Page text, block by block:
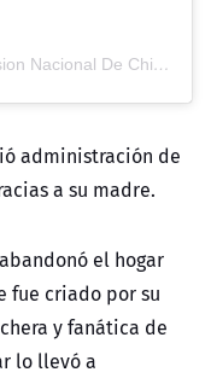
Una publicación compartida de Television Nacional De Chile (@tvn)
administración de
a su madre.
el hogar
fue criado por su
y fanática de
lo llevó a